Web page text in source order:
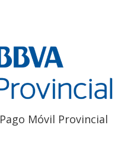
Pago Móvil Provincial